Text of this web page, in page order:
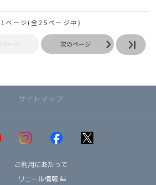
1ページ(全25ページ中)
ページ 次のページ
サイトマップ
ご利用にあたって
リコール情報